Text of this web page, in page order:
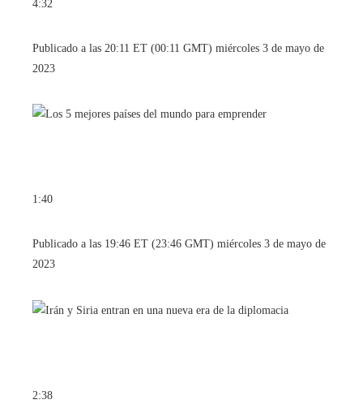
4:32
Publicado a las 20:11 ET (00:11 GMT) miércoles 3 de mayo de
2023
1:40
Publicado a las 19:46 ET (23:46 GMT) miércoles 3 de mayo de
2023
2:38